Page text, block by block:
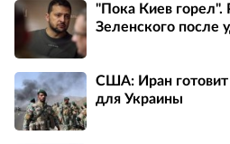
"Пока Киев горел".
Зеленского после
США: Иран
для Украины